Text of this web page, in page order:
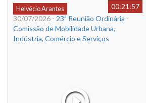
Helvécio Arantes
00:21:57
30/07/2026 - 23ª Reunião Ordinária -
Comissão de Mobilidade Urbana,
Indústria, Comércio e Serviços